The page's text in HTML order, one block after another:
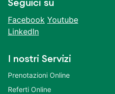
Seguici su
Facebook Youtube
LinkedIn
I nostri Servizi
Prenotazioni Online
Referti Online